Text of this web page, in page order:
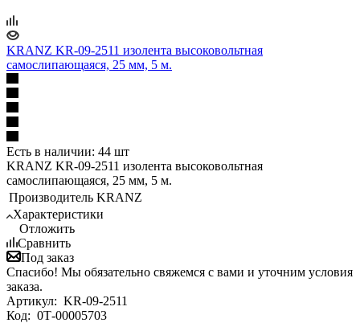
KRANZ KR-09-2511 изолента высоковольтная
самослипающаяся, 25 мм, 5 м.
Есть в наличии: 44 шт
KRANZ KR-09-2511 изолента высоковольтная
самослипающаяся, 25 мм, 5 м.
Производитель KRANZ
Характеристики
Отложить
Сравнить
Под заказ
Спасибо! Мы обязательно свяжемся с вами и уточним условия
заказа.
Артикул: KR-09-2511
Код: 0Т-00005703